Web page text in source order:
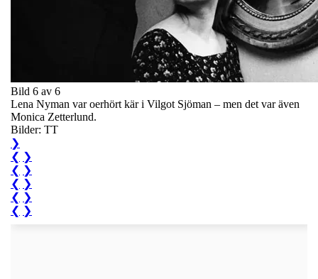
Bild 6 av 6
Lena Nyman var oerhört kär i Vilgot Sjöman – men det var även
Monica Zetterlund.
Bilder: TT
❯
❮ ❯
❮ ❯
❮ ❯
❮ ❯
❮ ❯